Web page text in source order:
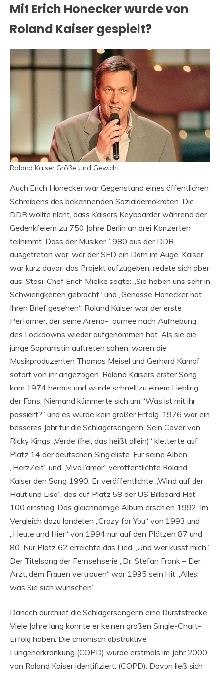
Mit Erich Honecker wurde von
Roland Kaiser gespielt?
Roland Kaiser Größe Und Gewicht
Auch Erich Honecker war Gegenstand eines öffentlichen
Schreibens des bekennenden Sozialdemokraten. Die
DDR wollte nicht, dass Kaisers Keyboarder während der
Gedenkfeiern zu 750 Jahre Berlin an drei Konzerten
teilnimmt. Dass der Musiker 1980 aus der DDR
ausgetreten war, war der SED ein Dorn im Auge. Kaiser
war kurz davor, das Projekt aufzugeben, redete sich aber
aus. Stasi-Chef Erich Mielke sagte: „Sie haben uns sehr in
Schwierigkeiten gebracht“ und „Genosse Honecker hat
Ihren Brief gesehen“. Roland Kaiser war der erste
Performer, der seine Arena-Tournee nach Aufhebung
des Lockdowns wieder aufgenommen hat. Als sie die
junge Sopranistin auftreten sahen, waren die
Musikproduzenten Thomas Meisel und Gerhard Kampf
sofort von ihr angezogen. Roland Kaisers erster Song
kam 1974 heraus und wurde schnell zu einem Liebling
der Fans. Niemand kümmerte sich um “Was ist mit ihr
passiert?” und es wurde kein großer Erfolg. 1976 war ein
besseres Jahr für die Schlagersängerin. Sein Cover von
Ricky Kings „Verde (frei, das heißt allein)“ kletterte auf
Platz 14 der deutschen Singleliste. Für seine Alben
„HerzZeit“ und „Viva l’amor“ veröffentlichte Roland
Kaiser den Song 1990. Er veröffentlichte „Wind auf der
Haut und Lisa“, das auf Platz 58 der US Billboard Hot
100 einstieg. Das gleichnamige Album erschien 1992. Im
Vergleich dazu landeten „Crazy for You“ von 1993 und
„Heute und Hier“ von 1994 nur auf den Plätzen 87 und
80. Nur Platz 62 erreichte das Lied „Und wer küsst mich“.
Der Titelsong der Fernsehserie „Dr. Stefan Frank – Der
Arzt, dem Frauen vertrauen“ war 1995 sein Hit „Alles,
was Sie sich wünschen“.
Danach durchlief die Schlagersängerin eine Durststrecke.
Viele Jahre lang konnte er keinen großen Single-Chart-
Erfolg haben. Die chronisch obstruktive
Lungenerkrankung (COPD) wurde erstmals im Jahr 2000
von Roland Kaiser identifiziert. (COPD). Davon ließ sich